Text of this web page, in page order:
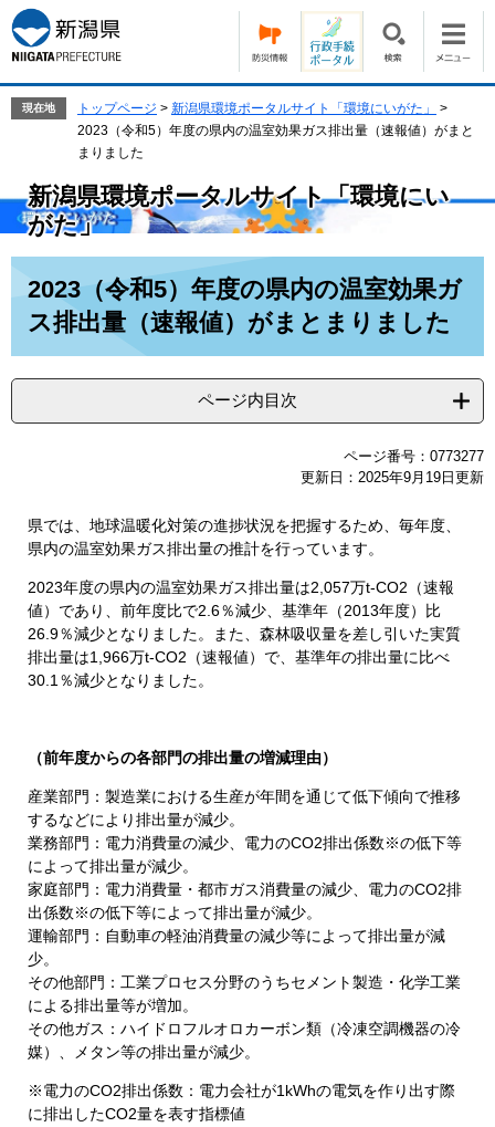
ー
ジ
の
ニ
ュ
ー
て
現在地 トップページ > 新潟県環境ポータルサイト「環境にいがた」
>
2023（令和5）年度の県内の温室効果ガス排出量（速報値）がまと
まりました
新潟県環境ポータルサイト「環境にい
がた」
2023（令和5）年度の県内の温室効果ガ
ス排出量（速報値）がまとまりました
ページ内目次
ページ番号：0773277
更新日：2025年9月19日更新
県では、地球温暖化対策の進捗状況を把握するため、毎年度、
県内の温室効果ガス排出量の推計を行っています。
2023年度の県内の温室効果ガス排出量は2,057万t-CO2（速報
値）であり、前年度比で2.6％減少、基準年（2013年度）比
26.9％減少となりました。また、森林吸収量を差し引いた実質
排出量は1,966万t-CO2（速報値）で、基準年の排出量に比べ
30.1％減少となりました。
（前年度からの各部門の排出量の増減理由）
産業部門：製造業における生産が年間を通じて低下傾向で推移
するなどにより排出量が減少。
業務部門：電力消費量の減少、電力のCO2排出係数※の低下等
によって排出量が減少。
家庭部門：電力消費量・都市ガス消費量の減少、電力のCO2排
出係数※の低下等によって排出量が減少。
運輸部門：自動車の軽油消費量の減少等によって排出量が減
少。
その他部門：工業プロセス分野のうちセメント製造・化学工業
による排出量等が増加。
その他ガス：ハイドロフルオロカーボン類（冷凍空調機器の冷
媒）、メタン等の排出量が減少。
※電力のCO2排出係数：電力会社が1kWhの電気を作り出す際
に排出したCO2量を表す指標値